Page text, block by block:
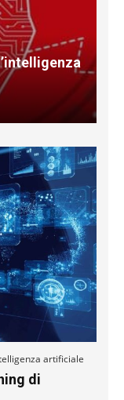
artificiale
di